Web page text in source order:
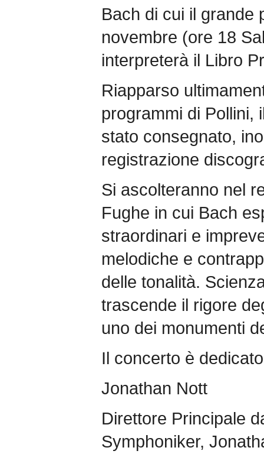
Bach di cui il grande
novembre (ore 18
interpreterà il Libro
Riapparso
programmi di Pollini,
stato consegnato,
registrazione
Si ascolteranno nel
Fughe in cui Bach
straordinari e
melodiche e
delle tonalità.
trascende il rigore
uno dei monumenti
Il concerto è
Jonathan Nott
Direttore Principale
Symphoniker,